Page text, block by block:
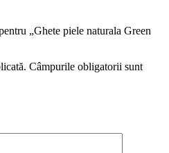
„Ghete piele naturala Green
Câmpurile obligatorii sunt